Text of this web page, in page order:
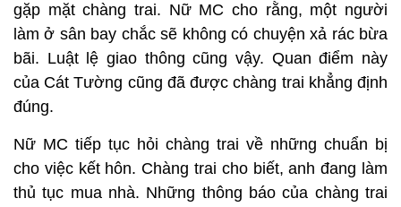
gặp mặt chàng trai. Nữ MC cho rằng, một người
làm ở sân bay chắc sẽ không có chuyện xả rác bừa
bãi. Luật lệ giao thông cũng vậy. Quan điểm này
của Cát Tường cũng đã được chàng trai khẳng định
đúng.
Nữ MC tiếp tục hỏi chàng trai về những chuẩn bị
cho việc kết hôn. Chàng trai cho biết, anh đang làm
thủ tục mua nhà. Những thông báo của chàng trai